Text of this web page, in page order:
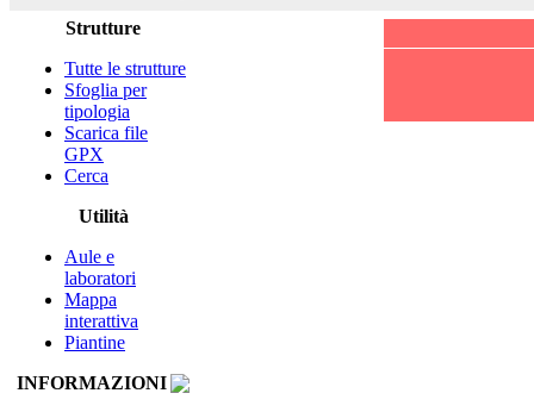
Strutture
Tutte le strutture
Sfoglia per
tipologia
Scarica file
GPX
Cerca
Utilità
Aule e
laboratori
Mappa
interattiva
Piantine
INFORMAZIONI